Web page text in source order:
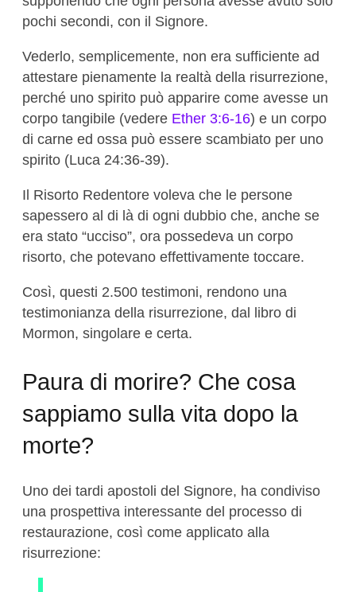
pochi secondi, con il Signore.
Vederlo, semplicemente, non era sufficiente ad
attestare pienamente la realtà della risurrezione,
perché uno spirito può apparire come avesse un
corpo tangibile (vedere Ether 3:6-16) e un corpo
di carne ed ossa può essere scambiato per uno
spirito (Luca 24:36-39).
Il Risorto Redentore voleva che le persone
sapessero al di là di ogni dubbio che, anche se
era stato “ucciso”, ora possedeva un corpo
risorto, che potevano effettivamente toccare.
Così, questi 2.500 testimoni, rendono una
testimonianza della risurrezione, dal libro di
Mormon, singolare e certa.
Paura di morire? Che cosa
sappiamo sulla vita dopo la
morte?
Uno dei tardi apostoli del Signore, ha condiviso
una prospettiva interessante del processo di
restaurazione, così come applicato alla
risurrezione: